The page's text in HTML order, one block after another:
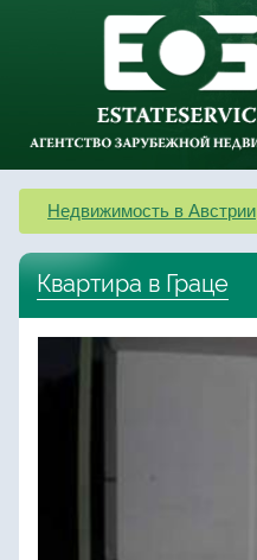
Недвижимость в Австрии
Квартира в Граце